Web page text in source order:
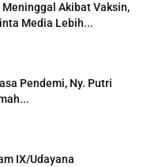
Akibat Vaksin,
Media Lebih...
Pendemi, Ny. Putri
IX/Udayana